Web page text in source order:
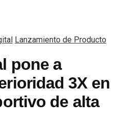
Lanzamiento de Producto
pone a
3X en
de alta